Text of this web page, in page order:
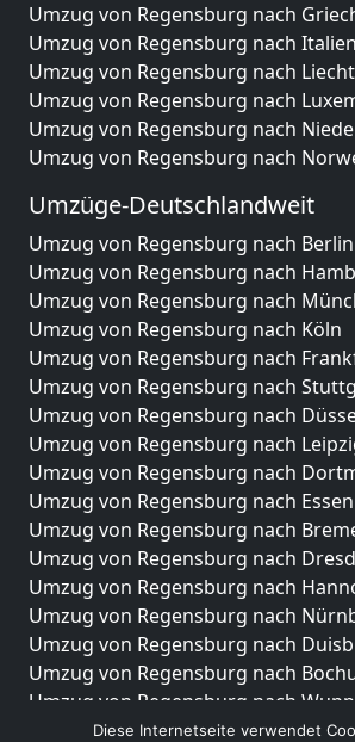
Umzug von Regensburg nach
Umzug von Regensburg nach Italien
Umzug von Regensburg nach
Umzug von Regensburg nach
Umzug von Regensburg nach
Umzug von Regensburg nach
Umzüge-Deutschlandweit
Umzug von Regensburg nach Berlin
Umzug von Regensburg nach
Umzug von Regensburg nach
Umzug von Regensburg nach Köln
Umzug von Regensburg nach
Umzug von Regensburg nach
Umzug von Regensburg nach
Umzug von Regensburg nach
Umzug von Regensburg nach
Umzug von Regensburg nach Essen
Umzug von Regensburg nach
Umzug von Regensburg nach
Umzug von Regensburg nach
Umzug von Regensburg nach
Umzug von Regensburg nach
Umzug von Regensburg nach
Umzug von Regensburg nach
Umzug von Regensburg nach
Diese Internetseite verwendet